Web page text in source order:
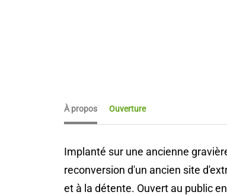
À propos Ouverture
Implanté sur une ancienne
reconversion d'un ancien site
et à la détente. Ouvert au public